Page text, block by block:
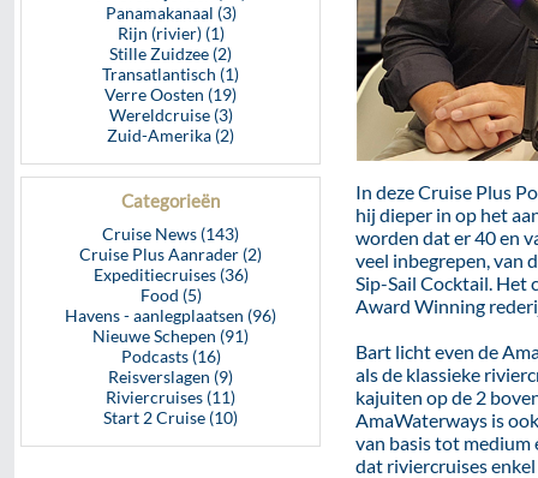
Panamakanaal (3)
Rijn (rivier) (1)
Stille Zuidzee (2)
Transatlantisch (1)
Verre Oosten (19)
Wereldcruise (3)
Zuid-Amerika (2)
Categorieën
Cruise News (143)
Cruise Plus Aanrader (2)
Expeditiecruises (36)
Food (5)
Havens - aanlegplaatsen (96)
Nieuwe Schepen (91)
Podcasts (16)
Reisverslagen (9)
Riviercruises (11)
Start 2 Cruise (10)
In deze Cruise Plus
hij dieper in op het
worden dat er 40 en
veel inbegrepen, van
Sip-Sail Cocktail. Het
Award Winning
Bart licht even de
als de klassieke
kajuiten op de 2
AmaWaterways is
van basis tot medium
dat riviercruises